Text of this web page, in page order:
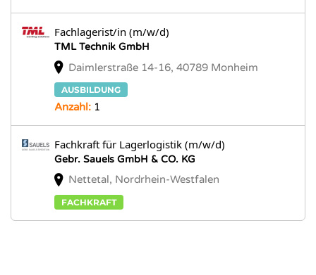
Fachlagerist/in (m/w/d)
TML Technik GmbH
Daimlerstraße 14-16, 40789 Monheim
AUSBILDUNG
Anzahl: 1
Fachkraft für Lagerlogistik (m/w/d)
Gebr. Sauels GmbH & CO. KG
Nettetal, Nordrhein-Westfalen
FACHKRAFT